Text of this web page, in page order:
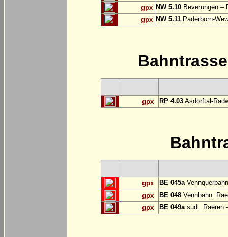
gpx NW 5.10 Beverungen –
gpx NW 5.11 Paderborn-
gpx RP 4.03 Asdorftal-
gpx BE 045a
gpx
BE 048 Vennbahn:
gpx
BE 049asüdl. Raeren